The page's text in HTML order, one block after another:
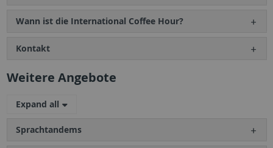
Wann ist die International Coffee Hour?
Kontakt
Weitere Angebote
Expand all
Sprachtandems